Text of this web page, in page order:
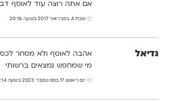
אם אתה רוצה עוד לאוסף
שבת 4 בפברואר 2017 בשעה 20:16
גדיאל
אהבה לאוסף ולא מסחר
מי שמחפש נמצאים ברשותי
יום ראשון 17 בספטמבר 2023 בשעה 23:14